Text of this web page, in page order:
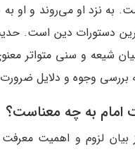
شیعه و سنی متواتر
بررسی وجوه و دلایل
امام به چه معناست؟
بیان لزوم و اهمیت